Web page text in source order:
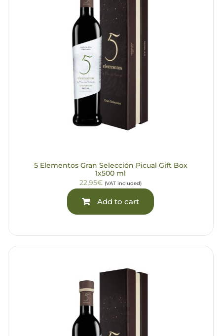
5 Elementos Gran Selección Picual Gift Box
1x500 ml
22,95€ (VAT included)
Add to cart